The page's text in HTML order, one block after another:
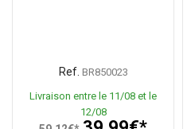
Ref. BR850023
Livraison entre le 11/08 et le
12/08